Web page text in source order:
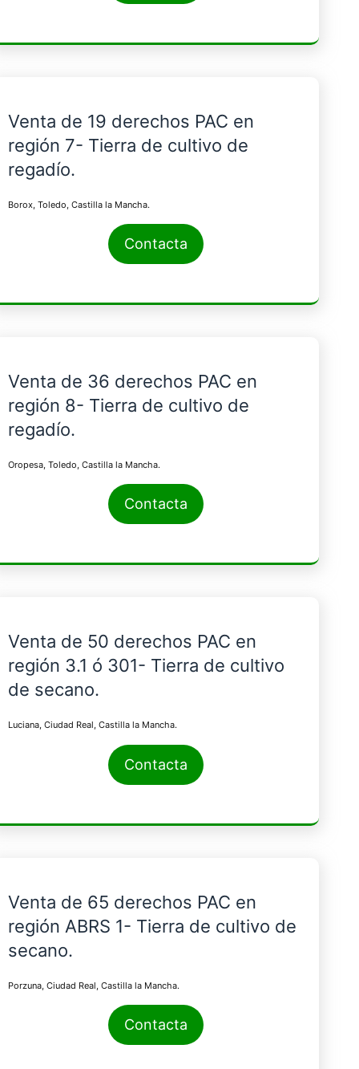
Venta de 19 derechos PAC en
región 7- Tierra de cultivo de
regadío.
Borox, Toledo, Castilla la Mancha.
Contacta
Venta de 36 derechos PAC en
región 8- Tierra de cultivo de
regadío.
Oropesa, Toledo, Castilla la Mancha.
Contacta
Venta de 50 derechos PAC en
región 3.1 ó 301- Tierra de cultivo
de secano.
Luciana, Ciudad Real, Castilla la Mancha.
Contacta
Venta de 65 derechos PAC en
región ABRS 1- Tierra de cultivo de
secano.
Porzuna, Ciudad Real, Castilla la Mancha.
Contacta